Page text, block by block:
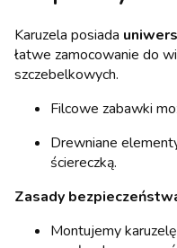
Karuzela posiada
łatwe zamocowanie do
szczebelkowych.
Filcowe zabawki
Drewniane
ściereczką.
Zasady
Montujemy karuzelę